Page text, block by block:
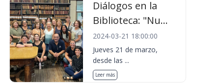
Diálogos en la
Biblioteca: "Nu...
2024-03-21 18:00:00
Jueves 21 de marzo,
desde las ...
Leer más